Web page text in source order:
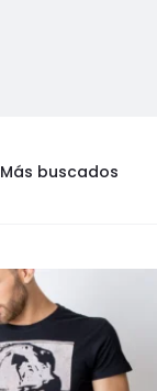
Más buscados